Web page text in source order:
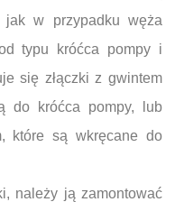
jak w przypadku węża
typu króćca pompy i
się złączki z gwintem
do króćca pompy, lub
które są wkręcane do
należy ją zamontować